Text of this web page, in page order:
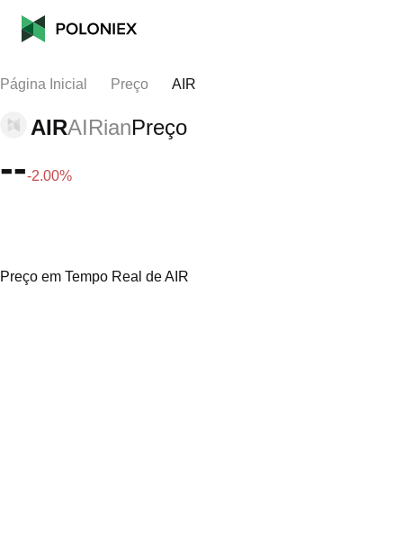
Página Inicial Preço AIR
AIRAIRianPreço
---2.00%
Preço em Tempo Real de AIR